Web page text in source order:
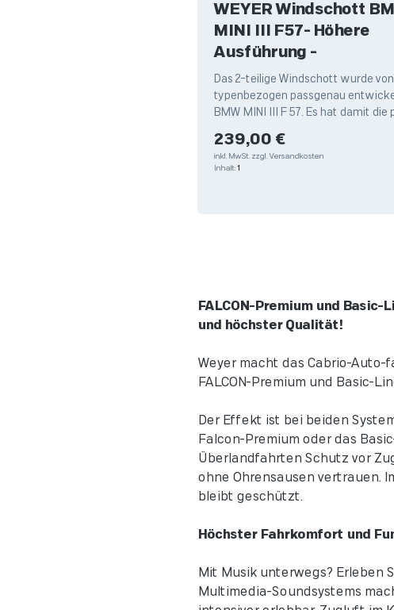
WEYER Windschott
MINI III F57- Höhere
Ausführung -
Das 2-teilige Windschott wurde von
typenbezogen passgenau
BMW MINI III F 57. Es hat damit die
Regulärer Preis:
239,00 €
inkl. MwSt. zzgl. Versandkosten
Inhalt: 1
FALCON-Premium und
und höchster Qualität!
Weyer macht das Cabrio-Auto-
FALCON-Premium und Basic-
Der Effekt ist bei beiden
Falcon-Premium oder das
Überlandfahrten Schutz vor
ohne Ohrensausen vertrauen.
bleibt geschützt.
Höchster Fahrkomfort und
Mit Musik unterwegs? Erleben
Multimedia-Soundsystems